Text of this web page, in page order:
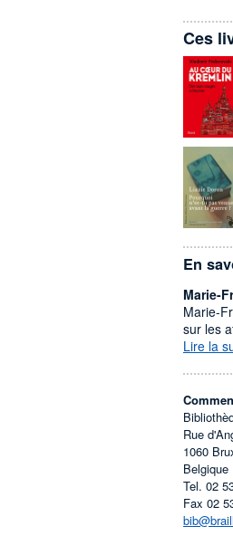
Ces
En
Marie-
Marie-
sur les
Lire la
Rue
1060
Belgique
Tel. 02
Fax 02